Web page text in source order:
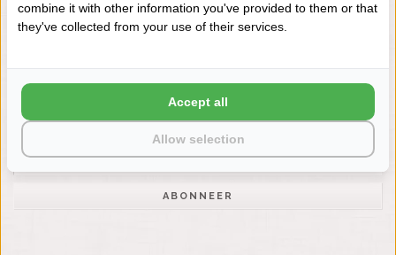
+31 (0) 575 511817
Wilt u op de hoogte blijven?
Word lid van onze mailinglijst:
ABONNEER
combine it with other information you've provided to them or that
they've collected from your use of their services.
Allow selection
Accept all